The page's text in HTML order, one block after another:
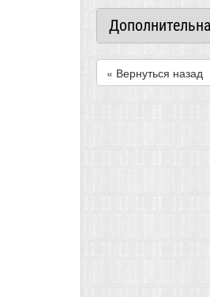
« Вернуться назад